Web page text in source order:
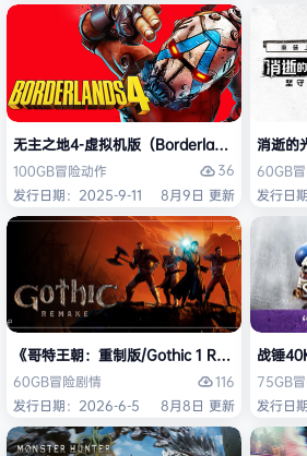
无主之地4-虚拟机版（Borderlands 4
100GB冒险动作
36
发行日期：2025-9-11
8月9日 更新
消逝的
60GB
发行日
《哥特王朝：重制版/Gothic 1 Remake》免
60GB冒险剧情
116
发行日期：2026-6-5
8月8日 更新
战锤
75GB
发行日